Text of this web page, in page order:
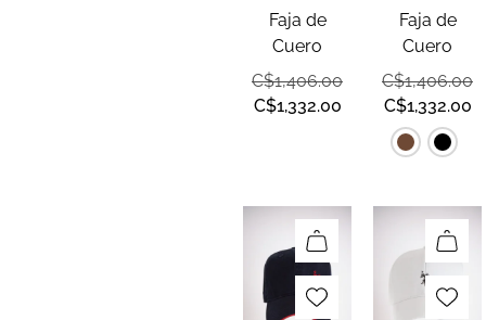
Faja de
Cuero
C$1,406.00
C$1,332.00
Faja de
Cuero
C$1,406.00
C$1,332.00